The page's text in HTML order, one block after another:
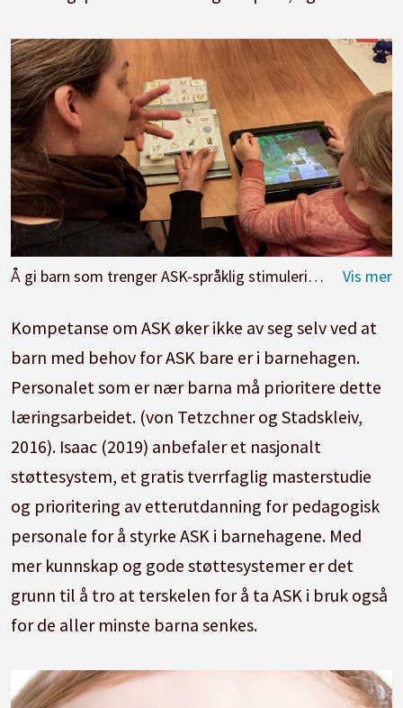
Å gi barn som trenger ASK-språklig stimulering må være en del av barnehagens grunnkunnskap, mener spesialpedagog Line Arnestad Slotnes. Her synger de lille kattepus med bilder og tegn, mens de bruke en app med barnesanger.
Kompetanse om ASK øker ikke av seg selv ved at
barn med behov for ASK bare er i barnehagen.
Personalet som er nær barna må prioritere dette
læringsarbeidet. (von Tetzchner og Stadskleiv,
2016). Isaac (2019) anbefaler et nasjonalt
støttesystem, et gratis tverrfaglig masterstudie
og prioritering av etterutdanning for pedagogisk
personale for å styrke ASK i barnehagene. Med
mer kunnskap og gode støttesystemer er det
grunn til å tro at terskelen for å ta ASK i bruk også
for de aller minste barna senkes.